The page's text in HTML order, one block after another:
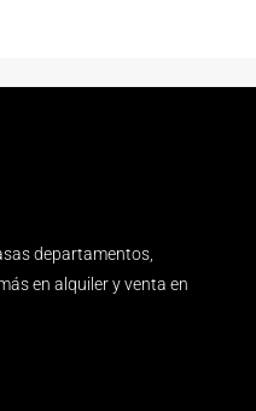
departamentos,
en alquiler y venta en